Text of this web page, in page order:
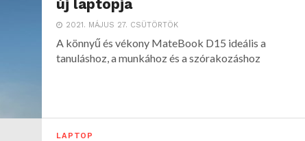
új laptopja
2021. MÁJUS 27. CSÜTÖRTÖK
A könnyű és vékony MateBook D15 ideális a
tanuláshoz, a munkához és a szórakozáshoz
LAPTOP